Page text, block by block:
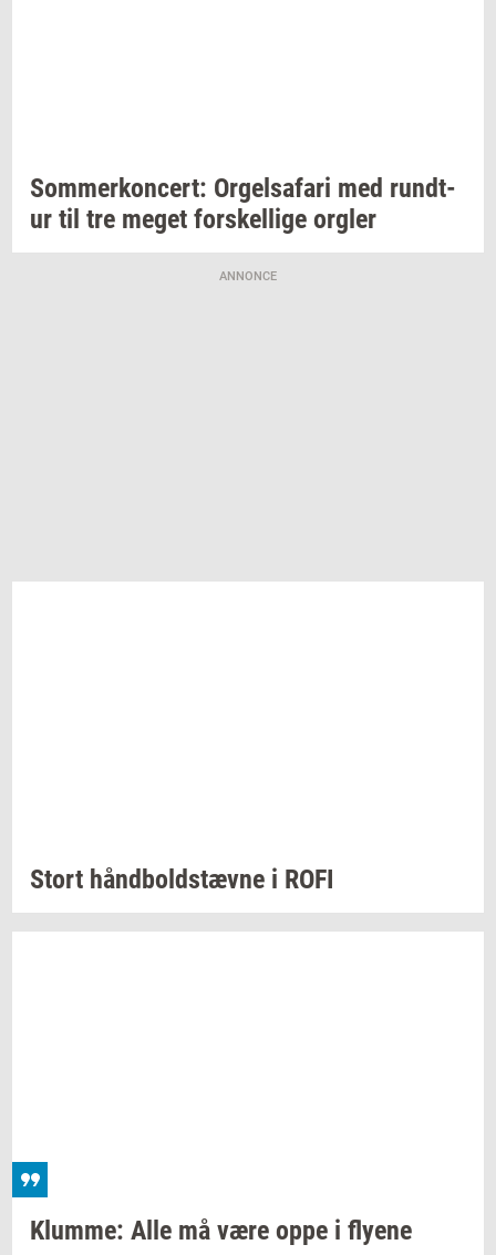
Som­mer­kon­cert: Or­gel­s­a­fa­ri med rund­t­
ur til tre meget for­skel­li­ge org­ler
ANNONCE
Stort hånd­bold­stæv­ne i ROFI
Klum­me: Alle må være oppe i fly­e­ne